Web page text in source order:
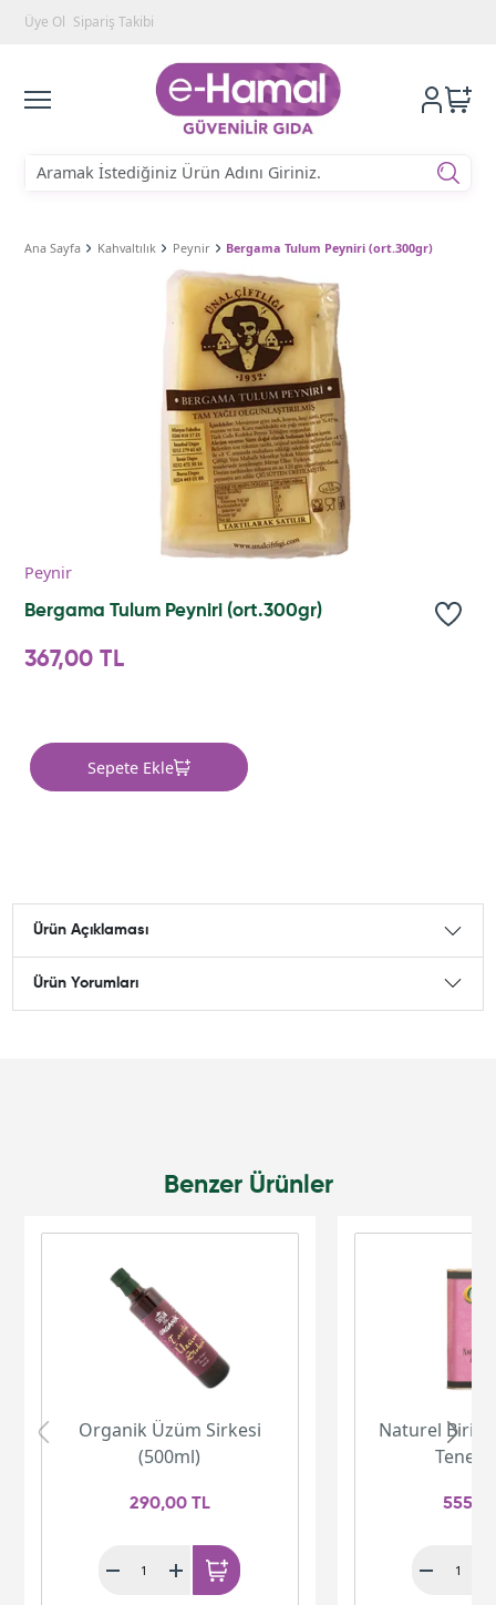
Üye Ol Sipariş Takibi
Ana Sayfa Kahvaltılık Peynir Bergama Tulum Peyniri (ort.300gr)
Peynir
Bergama Tulum Peyniri (ort.300gr)
367,00 TL
Sepete Ekle
Ürün Açıklaması
Ürün Yorumları
Benzer Ürünler
Organik Üzüm Sirkesi
(500ml)
290,00 TL
Naturel